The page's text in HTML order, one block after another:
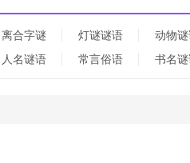
离合字谜 灯谜谜语
动物
人名谜语 常言俗语 书名